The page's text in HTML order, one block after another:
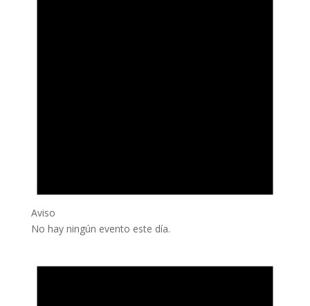
Aviso
No hay ningún evento este día.